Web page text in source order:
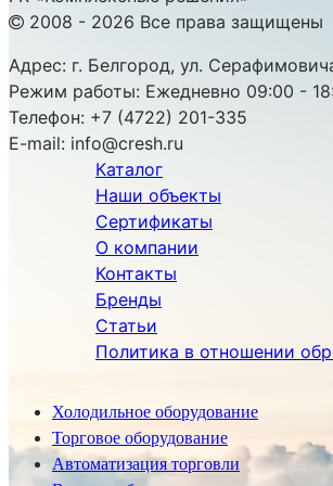
2008 - 2026 Все права защищены
Адрес: г. Белгород, ул.
Режим работы: Ежедневно 09:00 -
Телефон: +7 (4722) 201-335
E-mail: info@cresh.ru
Каталог
Наши объекты
Сертификаты
О компании
Контакты
Бренды
Статьи
Политика в отношении
Холодильное оборудование
Торговое оборудование
Автоматизация торговли